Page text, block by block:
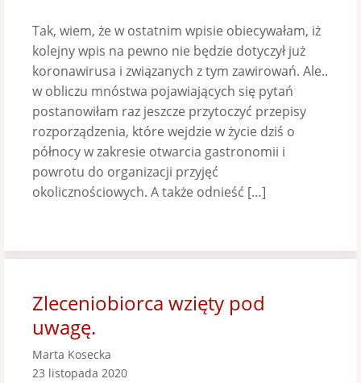
Tak, wiem, że w ostatnim wpisie obiecywałam, iż
kolejny wpis na pewno nie będzie dotyczył już
koronawirusa i związanych z tym zawirowań. Ale..
w obliczu mnóstwa pojawiających się pytań
postanowiłam raz jeszcze przytoczyć przepisy
rozporządzenia, które wejdzie w życie dziś o
północy w zakresie otwarcia gastronomii i
powrotu do organizacji przyjęć
okolicznościowych. A także odnieść […]
Zleceniobiorca wzięty pod
uwagę.
Marta Kosecka
23 listopada 2020